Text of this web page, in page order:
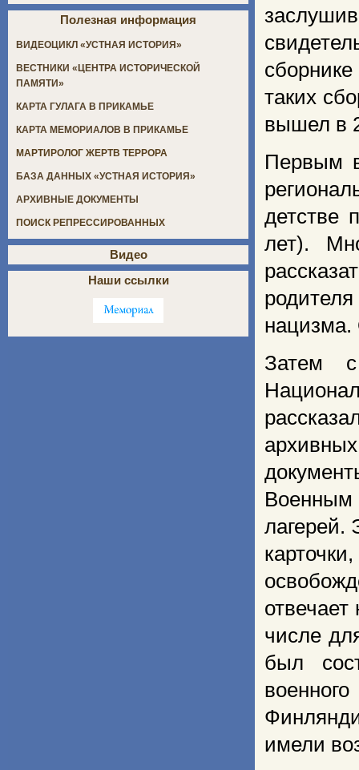
таких
вышел в
Первым
детстве
лет).
нацизма.
Затем с
лагерей.
числе
был
имели
Полезная информация
ВИДЕОЦИКЛ «УСТНАЯ ИСТОРИЯ»
ВЕСТНИКИ «ЦЕНТРА ИСТОРИЧЕСКОЙ
ПАМЯТИ»
КАРТА ГУЛАГА В ПРИКАМЬЕ
КАРТА МЕМОРИАЛОВ В ПРИКАМЬЕ
МАРТИРОЛОГ ЖЕРТВ ТЕРРОРА
БАЗА ДАННЫХ «УСТНАЯ ИСТОРИЯ»
АРХИВНЫЕ ДОКУМЕНТЫ
ПОИСК РЕПРЕССИРОВАННЫХ
Видео
Наши ссылки